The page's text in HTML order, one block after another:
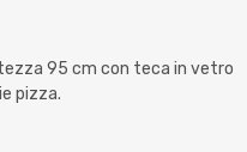
95 cm con teca in vetro
pizza.